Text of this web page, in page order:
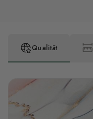
Qualität